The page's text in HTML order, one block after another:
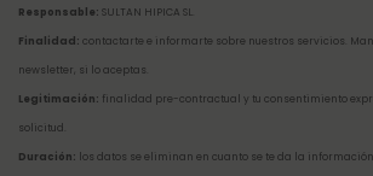
Responsable: SULTAN HIPICA SL.
Finalidad: contactarte e informarte sobre nuestros servicios.
newsletter, si lo aceptas.
Legitimación: finalidad pre-contractual y tu consentimiento
solicitud.
Duración: los datos se eliminan en cuanto se te da la